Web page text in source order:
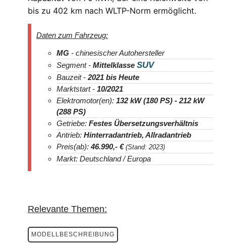
bis zu 402 km nach WLTP-Norm ermöglicht.
Daten zum Fahrzeug:
MG - chinesischer Autohersteller
Segment - Mittelklasse SUV
Bauzeit - 2021 bis Heute
Marktstart - 10/2021
Elektromotor(en): 132 kW (180 PS) - 212 kW
(288 PS)
Getriebe: Festes Übersetzungsverhältnis
Antrieb: Hinterradantrieb, Allradantrieb
Preis(ab):46.990,- € (Stand: 2023)
Markt: Deutschland / Europa
Relevante Themen:
MODELLBESCHREIBUNG